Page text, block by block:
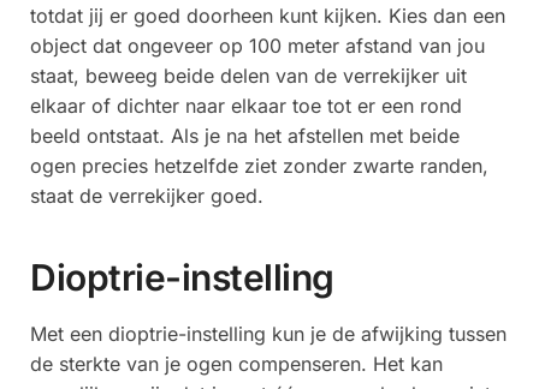
totdat jij er goed doorheen kunt kijken. Kies dan een
object dat ongeveer op 100 meter afstand van jou
staat, beweeg beide delen van de verrekijker uit
elkaar of dichter naar elkaar toe tot er een rond
beeld ontstaat. Als je na het afstellen met beide
ogen precies hetzelfde ziet zonder zwarte randen,
staat de verrekijker goed.
Dioptrie-instelling
Met een dioptrie-instelling kun je de afwijking tussen
de sterkte van je ogen compenseren. Het kan